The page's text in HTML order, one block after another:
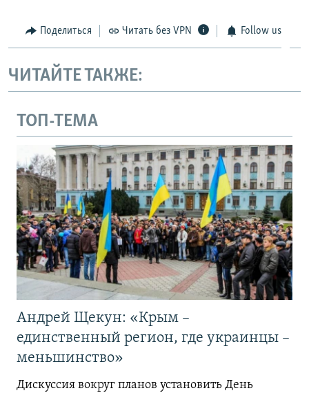
Поделиться Читать без VPN Follow us
ЧИТАЙТЕ ТАКЖЕ:
ТОП-ТЕМА
Андрей Щекун: «Крым –
единственный регион, где украинцы –
меньшинство»
Дискуссия вокруг планов установить День